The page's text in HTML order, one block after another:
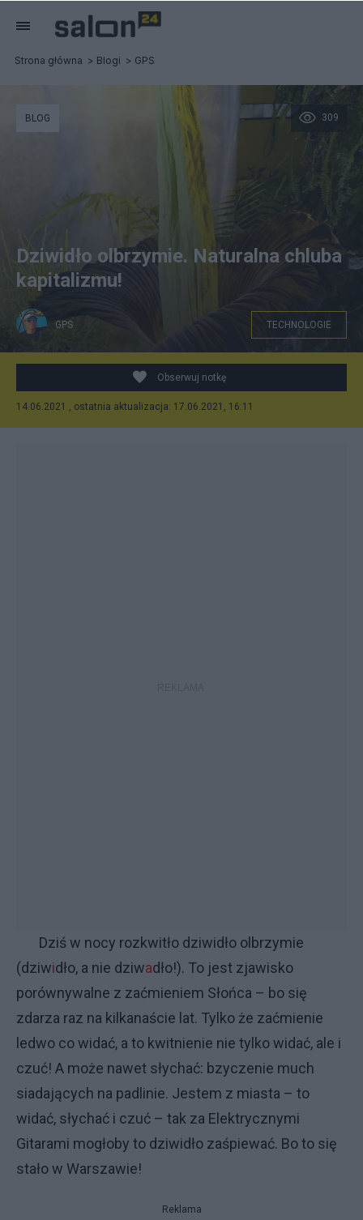
Strona główna Blogi GPS
309
BLOG
Dziwidło olbrzymie. Naturalna chluba
kapitalizmu!
GPS TECHNOLOGIE
Obserwuj notkę
14.06.2021 , ostatnia aktualizacja: 17.06.2021, 16:11
Dziś w nocy rozkwitło dziwidło olbrzymie
(dziwidło, a nie dziwadło!). To jest zjawisko
porównywalne z zaćmieniem Słońca – bo się
zdarza raz na kilkanaście lat. Tylko że zaćmienie
ledwo co widać, a to kwitnienie nie tylko widać, ale i
czuć! A może nawet słychać: bzyczenie much
siadających na padlinie. Jestem z miasta – to
widać, słychać i czuć – tak za Elektrycznymi
Gitarami mogłoby to dziwidło zaśpiewać. Bo to się
stało w Warszawie!
Reklama